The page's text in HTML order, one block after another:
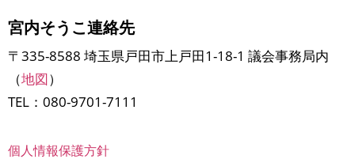
宮内そうこ連絡先
〒335-8588 埼玉県戸田市上戸田1-18-1 議会事務局内
（地図）
TEL：080-9701-7111
個人情報保護方針